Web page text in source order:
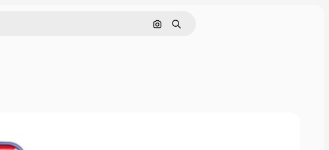
Pesquisar por imagem
Buscar